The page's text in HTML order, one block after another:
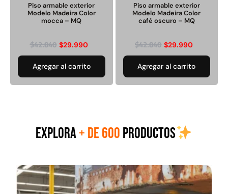
Piso armable exterior
Modelo Madeira Color
mocca – MQ
$42.840 $29.990
Agregar al carrito
Piso armable exterior
Modelo Madeira Color
café oscuro – MQ
$42.840 $29.990
Agregar al carrito
EXPLORA+ DE 600 PRODUCTOS
Empaquetadura 3/16"
4.8mm neopreno con 1 tela
803.797
Agregar al carrito
Explora más productos